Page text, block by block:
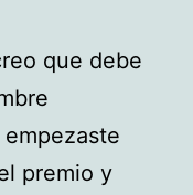
que debe
premio y